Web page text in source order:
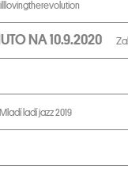
NA 10.9.2020
Mladí ladí jazz 2019